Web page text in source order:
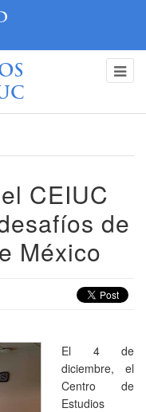
CEIUC
de
México
El 4 de
diciembre, el
Centro de
Estudios